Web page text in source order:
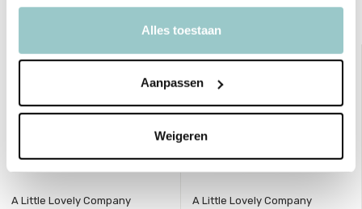
Alles toestaan
Aanpassen
Weigeren
A Little Lovely Company
A Little Lovely Company